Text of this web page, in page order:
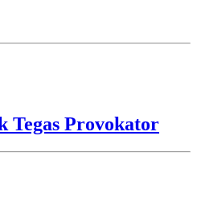
Tegas Provokator